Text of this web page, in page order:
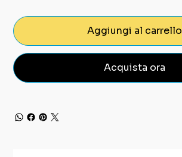
Aggiungi al carrello
Acquista ora